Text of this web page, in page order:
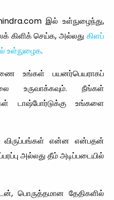
இல் உள்நுழைந்து,
கிளிக் செய்க, அல்லது கிளப்
உள்நுழைக.
உங்கள் பயனர்பெயராகப்
உருவாக்கவும். நீங்கள்
டாஷ்போர்டுக்கு உங்களை
விருப்பங்கள் என்ன என்பதன்
அல்லது தீம் அடிப்படையில்
பொருத்தமான தேதிகளில்